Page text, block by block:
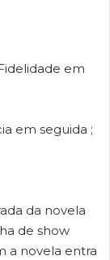
em
em seguida ;
da novela
de show
a novela entra